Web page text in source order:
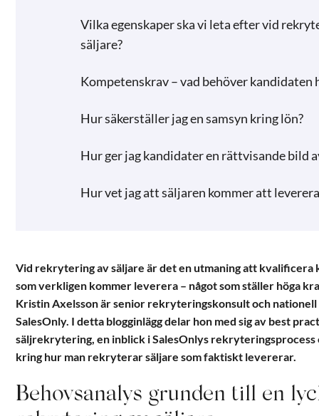
Vilka egenskaper ska vi leta efter vid
säljare?
Kompetenskrav – vad behöver kandidaten
Hur säkerställer jag en samsyn kring lön?
Hur ger jag kandidater en rättvisande bild
Hur vet jag att säljaren kommer att
Vid rekrytering av säljare är det en utmaning att kvalificera
som verkligen kommer leverera – något som ställer höga
Kristin Axelsson är senior rekryteringskonsult och
SalesOnly. I detta blogginlägg delar hon med sig av best
säljrekrytering, en inblick i SalesOnlys
kring hur man rekryterar säljare som faktiskt levererar.
Behovsanalys grunden till en